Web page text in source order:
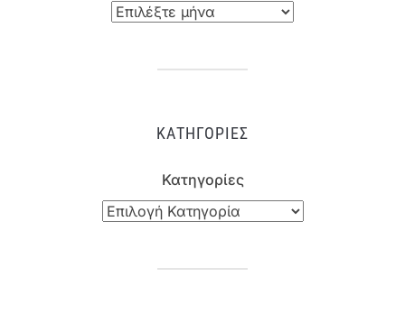
ΚΑΤΗΓΟΡΊΕΣ
Κατηγορίες